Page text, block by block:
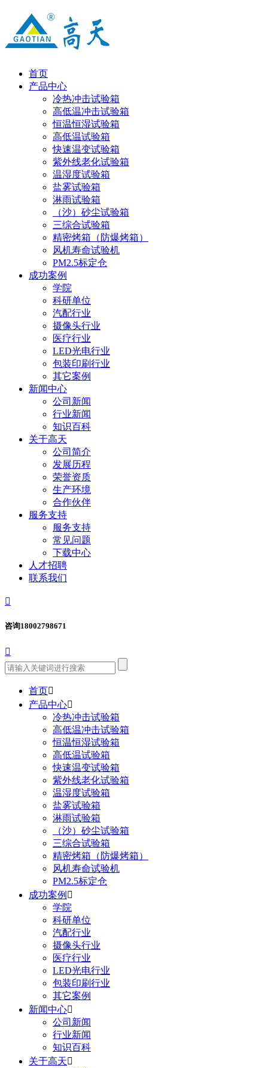
首页
产品中心
冷热冲击试验箱
高低温冲击试验箱
恒温恒湿试验箱
高低温试验箱
快速温变试验箱
紫外线老化试验箱
温湿度试验箱
盐雾试验箱
淋雨试验箱
（沙）砂尘试验箱
三综合试验箱
精密烤箱（防爆烤箱）
风机寿命试验机
PM2.5标定仓
成功案例
学院
科研单位
汽配行业
摄像头行业
医疗行业
LED光电行业
包装印刷行业
其它案例
新闻中心
公司新闻
行业新闻
知识百科
关于高天
公司简介
发展历程
荣誉资质
生产环境
合作伙伴
服务支持
服务支持
常见问题
下载中心
人才招聘
联系我们

咨询18002798671

首页
产品中心
冷热冲击试验箱
高低温冲击试验箱
恒温恒湿试验箱
高低温试验箱
快速温变试验箱
紫外线老化试验箱
温湿度试验箱
盐雾试验箱
淋雨试验箱
（沙）砂尘试验箱
三综合试验箱
精密烤箱（防爆烤箱）
风机寿命试验机
PM2.5标定仓
成功案例 
学院
科研单位
汽配行业
摄像头行业
医疗行业
LED光电行业
包装印刷行业
其它案例
新闻中心
公司新闻
行业新闻
知识百科
关于高天